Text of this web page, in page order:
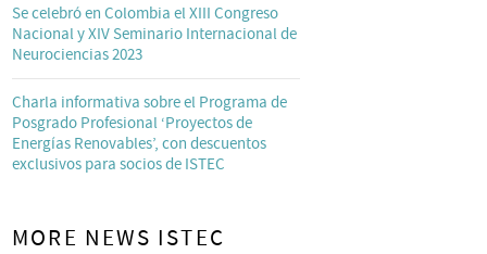
Se celebró en Colombia el XIII Congreso
Nacional y XIV Seminario Internacional de
Neurociencias 2023
Charla informativa sobre el Programa de
Posgrado Profesional ‘Proyectos de
Energías Renovables’, con descuentos
exclusivos para socios de ISTEC
MORE NEWS ISTEC